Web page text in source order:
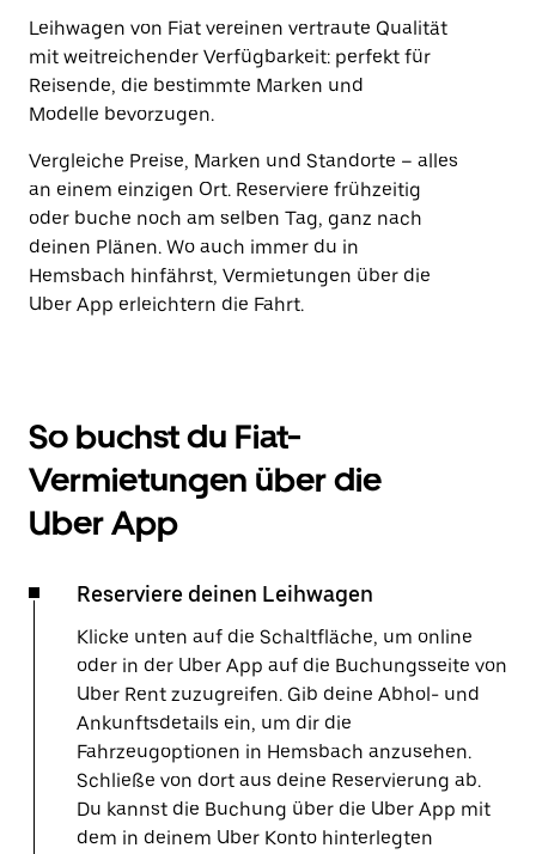
Leihwagen von Fiat vereinen vertraute Qualität
mit weitreichender Verfügbarkeit: perfekt für
Reisende, die bestimmte Marken und
Modelle bevorzugen.
Vergleiche Preise, Marken und Standorte – alles
an einem einzigen Ort. Reserviere frühzeitig
oder buche noch am selben Tag, ganz nach
deinen Plänen. Wo auch immer du in
Hemsbach hinfährst, Vermietungen über die
Uber App erleichtern die Fahrt.
So buchst du Fiat-
Vermietungen über die
Uber App
Reserviere deinen Leihwagen
Klicke unten auf die Schaltfläche, um online
oder in der Uber App auf die Buchungsseite von
Uber Rent zuzugreifen. Gib deine Abhol- und
Ankunftsdetails ein, um dir die
Fahrzeugoptionen in Hemsbach anzusehen.
Schließe von dort aus deine Reservierung ab.
Du kannst die Buchung über die Uber App mit
dem in deinem Uber Konto hinterlegten